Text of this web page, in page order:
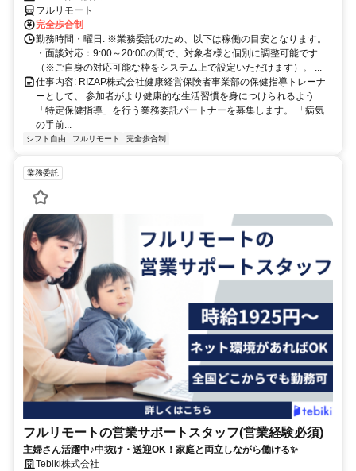
方以降の数時間だけ」など、生活リズムに合わせた時間調整が可能で
す。1件ごとの成果報酬型だから、頑張った分だけ手応えのある収入
に。充実のサポート体制で、安心の在宅ワークを始めませんか？
フルリモート
完全歩合制
勤務時間・曜日: ※業務委託のため、以下は稼働の目安となります。
・面談対応：9:00～20:00の間で、対象者様と個別に調整可能です
（※ご自身の対応可能な枠をシステム上で設定いただけます）。 ...
仕事内容: RIZAP株式会社健康経営保険者事業部の保健指導トレーナ
ーとして、 参加者がより健康的な生活習慣を身につけられるよう
「特定保健指導」を行う業務委託パートナーを募集します。 「病気
の手前...
シフト自由 フルリモート 完全歩合制
業務委託
フルリモートの営業サポートスタッフ(営業経験必須)
主婦さん活躍中♪中抜け・送迎OK！家庭と両立しながら働ける✨
Tebiki株式会社